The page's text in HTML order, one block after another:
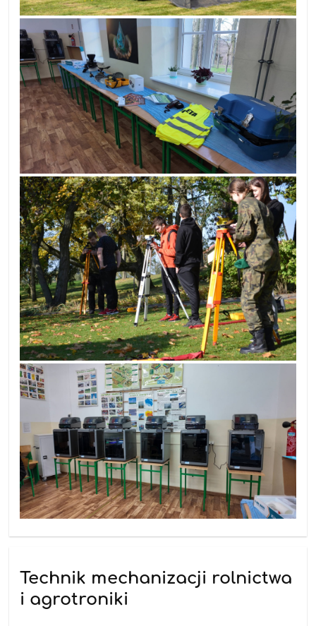
Technik mechanizacji rolnictwa
i agrotroniki